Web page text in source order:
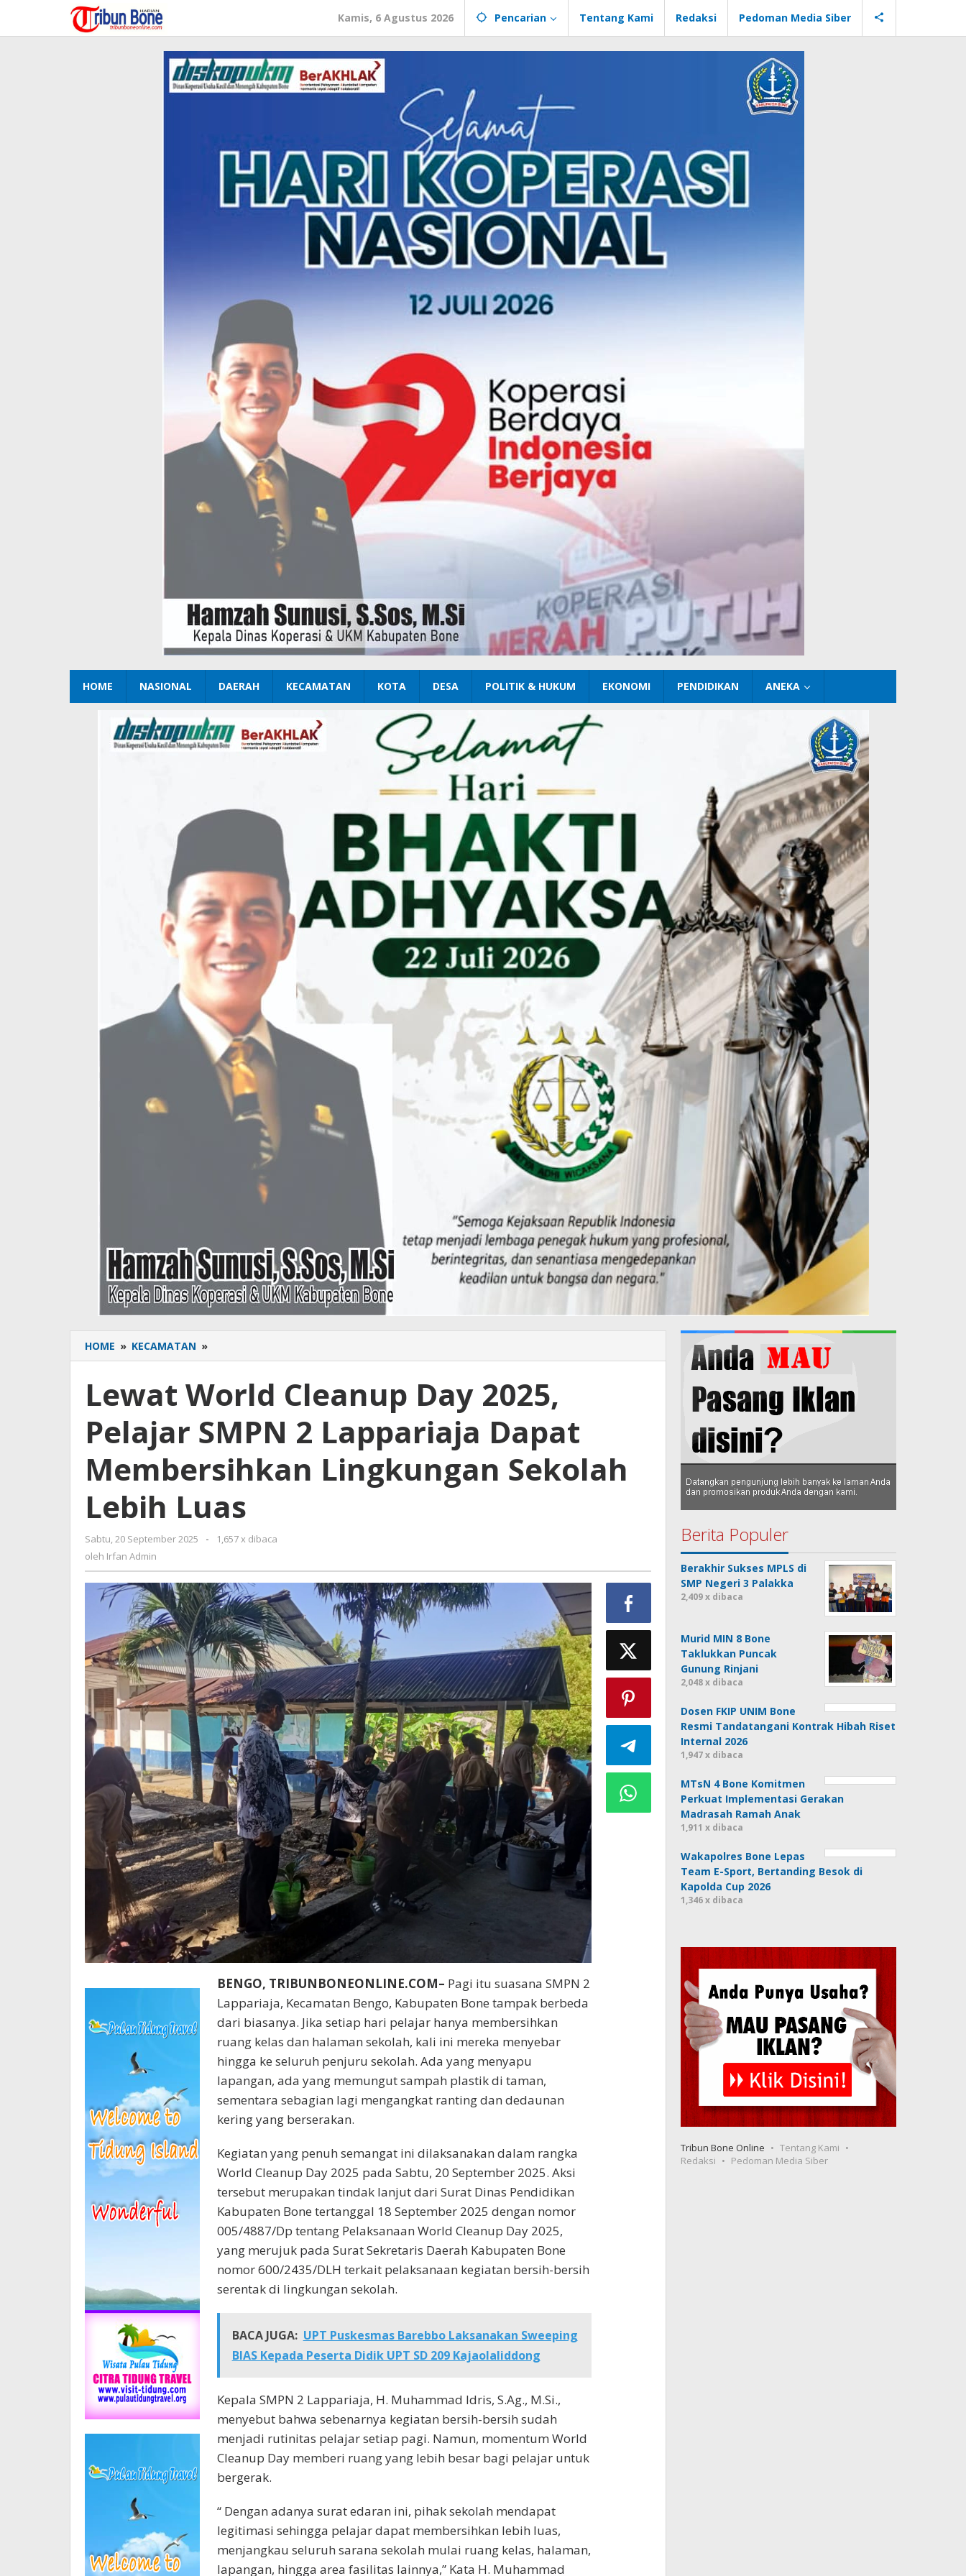
konten
Kamis, 6 Agustus 2026 Pencarian Tentang Kami Redaksi Pedoman Media Siber
HOME NASIONAL DAERAH KECAMATAN KOTA DESA POLITIK & HUKUM EKONOMI PENDIDIKAN ANEKA
HOME » KECAMATAN »
World
Day
2025,
Pelajar
SMPN
Lappariaja
Dapat
Lingkungan
Lebih
Lewat World Cleanup Day 2025,
Pelajar SMPN 2 Lappariaja Dapat
Membersihkan Lingkungan Sekolah
Lebih Luas
Sabtu, 20 September 2025
oleh
-
1,657 x dibaca
oleh Irfan Admin
BENGO, TRIBUNBONEONLINE.COM– Pagi itu suasana SMPN 2
Lappariaja, Kecamatan Bengo, Kabupaten Bone tampak berbeda
dari biasanya. Jika setiap hari pelajar hanya membersihkan
ruang kelas dan halaman sekolah, kali ini mereka menyebar
hingga ke seluruh penjuru sekolah. Ada yang menyapu
lapangan, ada yang memungut sampah plastik di taman,
sementara sebagian lagi mengangkat ranting dan dedaunan
kering yang berserakan.
Kegiatan yang penuh semangat ini dilaksanakan dalam rangka
World Cleanup Day 2025 pada Sabtu, 20 September 2025. Aksi
tersebut merupakan tindak lanjut dari Surat Dinas Pendidikan
Kabupaten Bone tertanggal 18 September 2025 dengan nomor
005/4887/Dp tentang Pelaksanaan World Cleanup Day 2025,
yang merujuk pada Surat Sekretaris Daerah Kabupaten Bone
nomor 600/2435/DLH terkait pelaksanaan kegiatan bersih-bersih
serentak di lingkungan sekolah.
BACA JUGA: UPT Puskesmas Barebbo Laksanakan Sweeping
BIAS Kepada Peserta Didik UPT SD 209 Kajaolaliddong
Kepala SMPN 2 Lappariaja, H. Muhammad Idris, S.Ag., M.Si.,
menyebut bahwa sebenarnya kegiatan bersih-bersih sudah
menjadi rutinitas pelajar setiap pagi. Namun, momentum World
Cleanup Day memberi ruang yang lebih besar bagi pelajar untuk
bergerak.
“ Dengan adanya surat edaran ini, pihak sekolah mendapat
legitimasi sehingga pelajar dapat membersihkan lebih luas,
menjangkau seluruh sarana sekolah mulai ruang kelas, halaman,
lapangan, hingga area fasilitas lainnya,” Kata H. Muhammad
Berita Populer
Berakhir Sukses MPLS di
SMP Negeri 3 Palakka
2,409 x dibaca
Murid MIN 8 Bone
Taklukkan Puncak
Gunung Rinjani
2,048 x dibaca
Dosen FKIP UNIM Bone
Resmi Tandatangani Kontrak Hibah Riset
Internal 2026
1,947 x dibaca
MTsN 4 Bone Komitmen
Perkuat Implementasi Gerakan
Madrasah Ramah Anak
1,911 x dibaca
Wakapolres Bone Lepas
Team E-Sport, Bertanding Besok di
Kapolda Cup 2026
1,346 x dibaca
Tribun Bone Online
Tentang Kami
Redaksi
Pedoman Media Siber